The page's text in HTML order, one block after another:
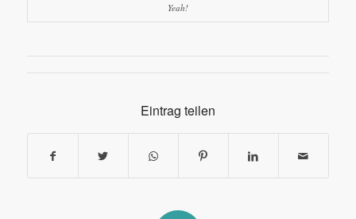
Yeah!
Eintrag teilen